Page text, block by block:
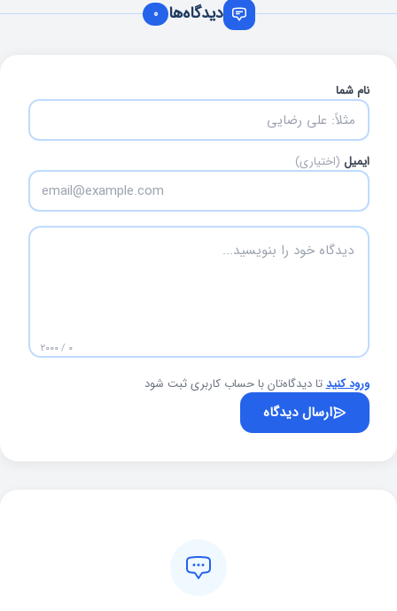
دیدگاه‌ها 0
نام شما
ایمیل (اختیاری)
۰ / ۲۰۰۰
ورود کنیدتا دیدگاه‌تان با حساب کاربری ثبت شود
ارسال دیدگاه